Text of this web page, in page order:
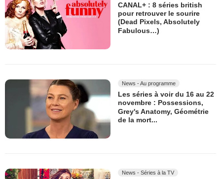
CANAL+ : 8 séries british
pour retrouver le sourire
(Dead Pixels, Absolutely
Fabulous…)
News - Au programme
Les séries à voir du 16 au 22
novembre : Possessions,
Grey's Anatomy, Géométrie
de la mort...
News - Séries à la TV